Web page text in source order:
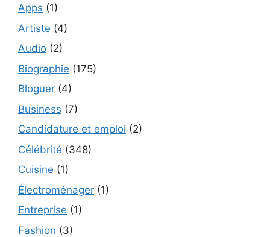
Apps (1)
Artiste (4)
Audio (2)
Biographie (175)
Bloguer (4)
Business (7)
Candidature et emploi (2)
Célébrité (348)
Cuisine (1)
Électroménager (1)
Entreprise (1)
Fashion (3)